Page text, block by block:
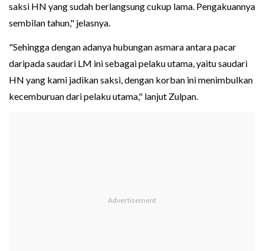
saksi HN yang sudah berlangsung cukup lama. Pengakuannya
sembilan tahun," jelasnya.
"Sehingga dengan adanya hubungan asmara antara pacar
daripada saudari LM ini sebagai pelaku utama, yaitu saudari
HN yang kami jadikan saksi, dengan korban ini menimbulkan
kecemburuan dari pelaku utama," lanjut Zulpan.